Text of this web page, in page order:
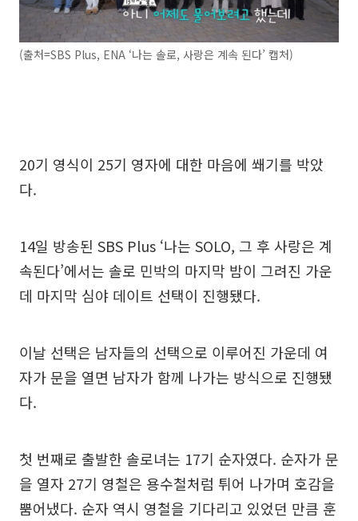
(출처=SBS Plus, ENA ‘나는 솔로, 사랑은 계속 된다’ 캡처)
20기 영식이 25기 영자에 대한 마음에 쐐기를 박았
다.
14일 방송된 SBS Plus ‘나는 SOLO, 그 후 사랑은 계
속된다’에서는 솔로 민박의 마지막 밤이 그려진 가운
데 마지막 심야 데이트 선택이 진행됐다.
이날 선택은 남자들의 선택으로 이루어진 가운데 여
자가 문을 열면 남자가 함께 나가는 방식으로 진행됐
다.
첫 번째로 출발한 솔로녀는 17기 순자였다. 순자가 문
을 열자 27기 영철은 용수철처럼 튀어 나가며 호감을
뿜어냈다. 순자 역시 영철을 기다리고 있었던 만큼 훈